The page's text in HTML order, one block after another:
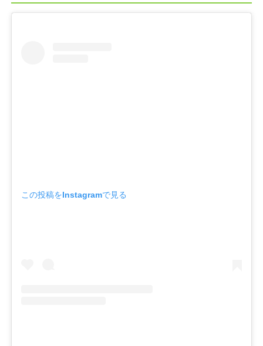
この投稿をInstagramで見る